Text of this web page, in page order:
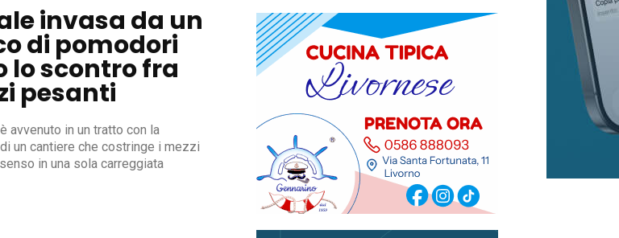
invasa da un
di pomodori
lo scontro fra
pesanti
avvenuto in un tratto con la
un cantiere che costringe i mezzi
in una sola carreggiata